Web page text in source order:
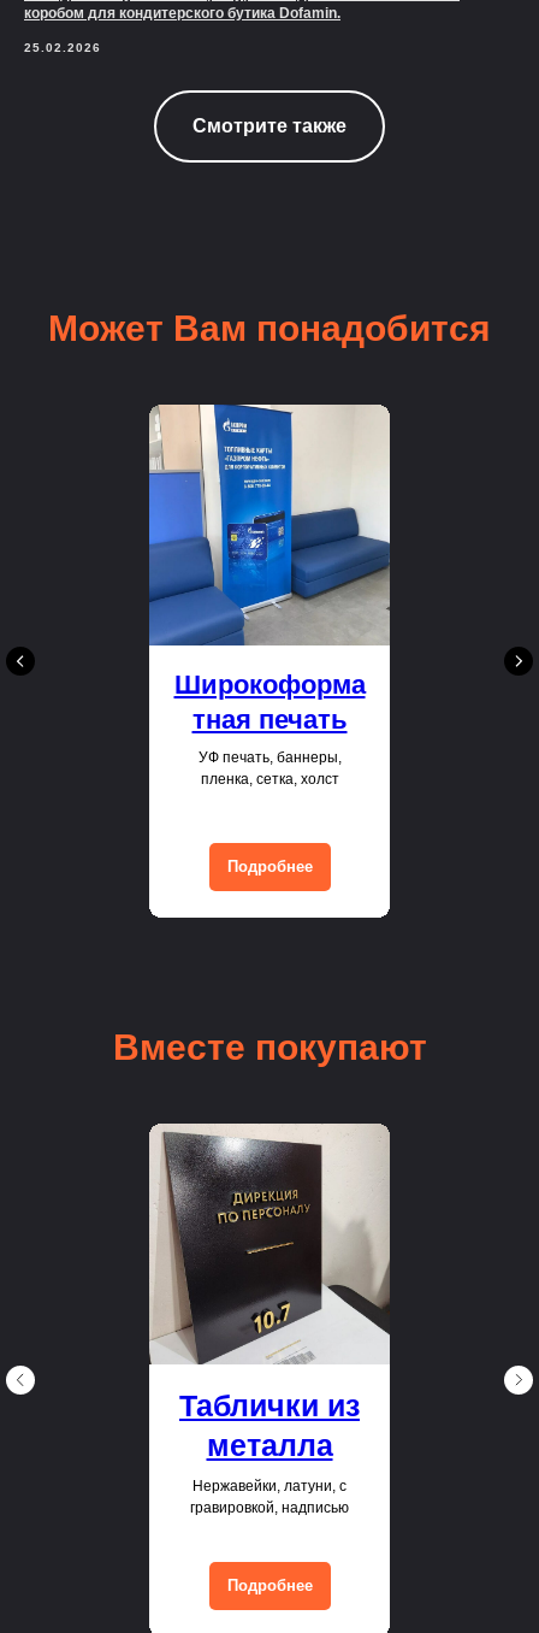
коробом для кондитерского бутика Dofamin.
25.02.2026
Смотрите также
Может Вам понадобится
Широкоформа
тная печать
УФ печать, баннеры,
пленка, сетка, холст
Подробнее
Вместе покупают
Таблички из
металла
Нержавейки, латуни, с
гравировкой, надписью
Подробнее